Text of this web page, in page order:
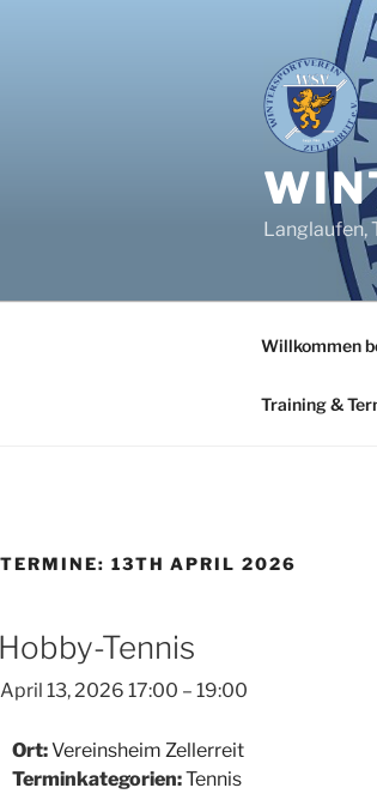
Langlaufen,
Willkommen
Training &
TERMINE: 13TH APRIL 2026
Tennis
April 13, 2026 17:00 – 19:00
Ort:Vereinsheim Zellerreit
Terminkategorien:Tennis